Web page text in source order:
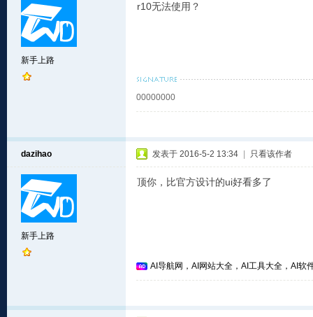
新手上路
r10无法使用？
00000000
dazihao
新手上路
发表于 2016-5-2 13:34 只看该作者
顶你，比官方设计的ui好看多了
AI导航网，AI网站大全，AI工具大全，AI软